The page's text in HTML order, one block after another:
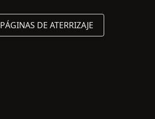
PÁGINAS DE ATERRIZAJE